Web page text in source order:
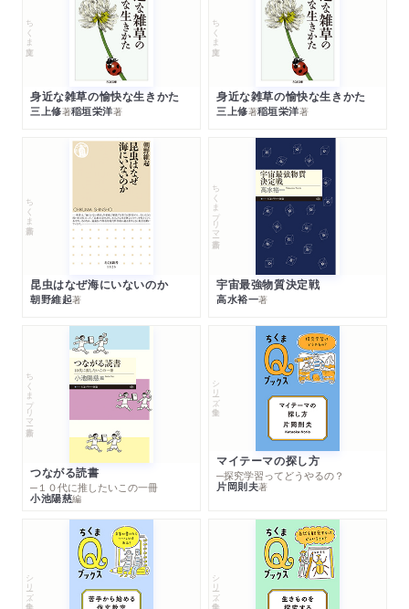
ちくま文庫
身近な雑草の愉快な生きかた
三上修著稲垣栄洋著
ちくま文庫
身近な雑草の愉快な生きかた
三上修著稲垣栄洋著
ちくま新書
昆虫はなぜ海にいないのか
朝野維起著
ちくまプリマー新書
宇宙最強物質決定戦
高水裕一著
ちくまプリマー新書
つながる読書
─１０代に推したいこの一冊
小池陽慈編
シリーズ・全集
マイテーマの探し方
─探究学習ってどうやるの？
片岡則夫著
シリーズ・全集 シリーズ・全集